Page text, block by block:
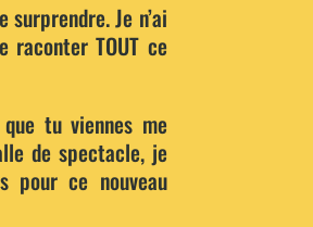
Je n’ai
raconter TOUT ce
tu viennes me
de spectacle, je
pour ce nouveau